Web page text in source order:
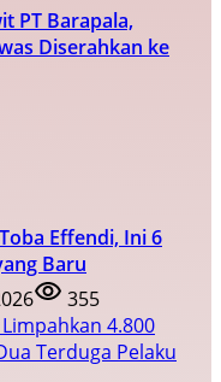
PT Barapala,
Diserahkan ke
Effendi, Ini 6
Baru
355